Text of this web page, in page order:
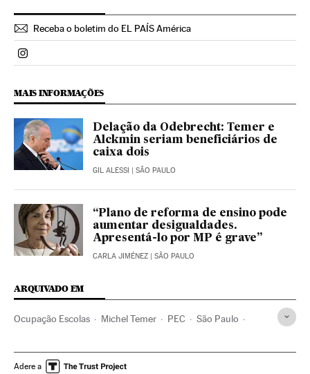
Receba o boletim do EL PAÍS América
Politica El País Brasil en Instagram
MAIS INFORMAÇÕES
Delação da Odebrecht: Temer e
Alckmin seriam beneficiários de
caixa dois
GIL ALESSI | SÃO PAULO
“Plano de reforma de ensino pode
aumentar desigualdades.
Apresentá-lo por MP é grave”
CARLA JIMÉNEZ | SÃO PAULO
ARQUIVADO EM
Ocupação Escolas Michel Temer PEC São Paulo
Movimento estudantil Reforma educacional
Adere a